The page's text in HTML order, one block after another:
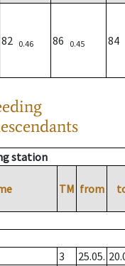
82 0.46 86 0.45 84
station
TM from
3 25.05.